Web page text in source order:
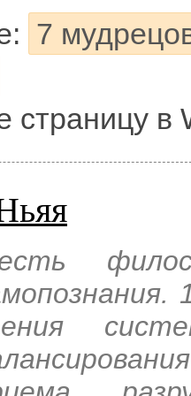
7
страницу в